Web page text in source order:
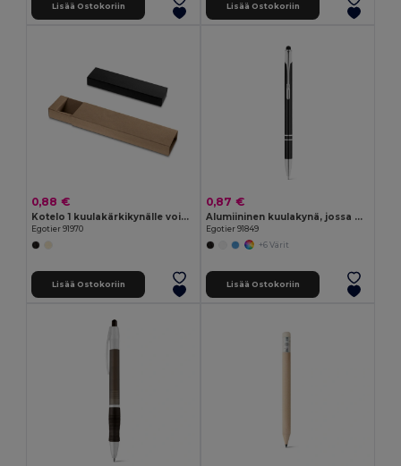
Lisää Ostokoriin Lisää Ostokoriin
0,88 €
Kotelo 1 kuulakärkikynälle voimapaperia
Egotier 91970
Lisää Ostokoriin
0,87 €
Alumiininen kuulakynä, jossa on kosketuskärki ja pidike
Egotier 91849
+6 Värit
Lisää Ostokoriin